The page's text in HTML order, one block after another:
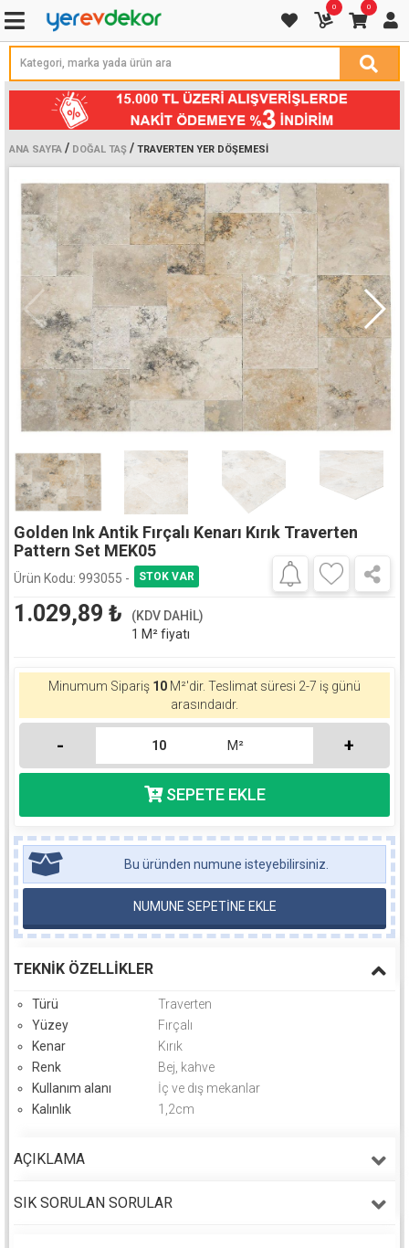
0 0
ANA SAYFA / DOĞAL TAŞ / TRAVERTEN YER DÖŞEMESI
Golden Ink Antik Fırçalı Kenarı Kırık Traverten
Pattern Set MEK05
Ürün Kodu: 993055 -
1.029,89 ₺
(KDV DAHİL)
1 M² fiyatı
Minumum Sipariş 10 M²'dir. Teslimat süresi 2-7 iş günü
arasındaıdr.
- M² +
Bu üründen numune isteyebilirsiniz.
NUMUNE SEPETİNE EKLE
TEKNIK ÖZELLIKLER
Türü
Traverten
Yüzey
Fırçalı
Kenar
Kırık
Renk
Bej, kahve
Kullanım alanı
İç ve dış mekanlar
Kalınlık
1,2cm
AÇIKLAMA
SIK SORULAN SORULAR